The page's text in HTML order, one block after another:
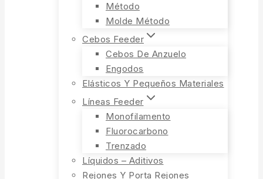
Método
Molde Método
Cebos Feeder
Cebos De Anzuelo
Engodos
Elásticos Y Pequeños Materiales
Líneas Feeder
Monofilamento
Fluorocarbono
Trenzado
Líquidos – Aditivos
Rejones Y Porta Rejones